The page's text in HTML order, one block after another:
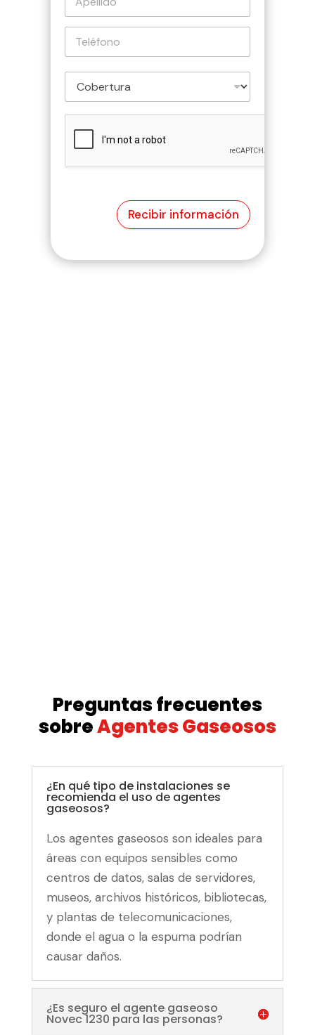
Recibir información
Preguntas frecuentes
sobreAgentes Gaseosos
¿En qué tipo de instalaciones se
recomienda el uso de agentes
gaseosos?
Los agentes gaseosos son ideales para
áreas con equipos sensibles como
centros de datos, salas de servidores,
museos, archivos históricos, bibliotecas,
y plantas de telecomunicaciones,
donde el agua o la espuma podrían
causar daños.
¿Es seguro el agente gaseoso
Novec 1230 para las personas?